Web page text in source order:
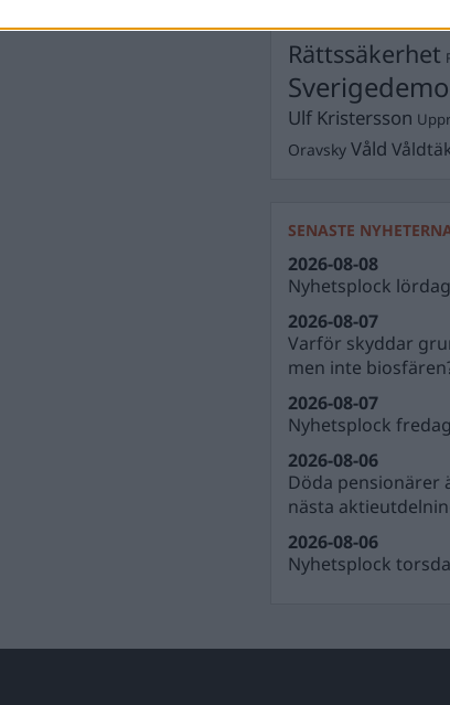
PoliserRasism
Rättssäkerhet
Ulf Kristersson
Oravsky Våld
SENASTE
Nyhetsplock
2026-08-08
Varför skyddar
men inte
2026-08-07
Nyhetsplock
2026-08-07
Döda
nästa
2026-08-06
Nyhetsplock
2026-08-06